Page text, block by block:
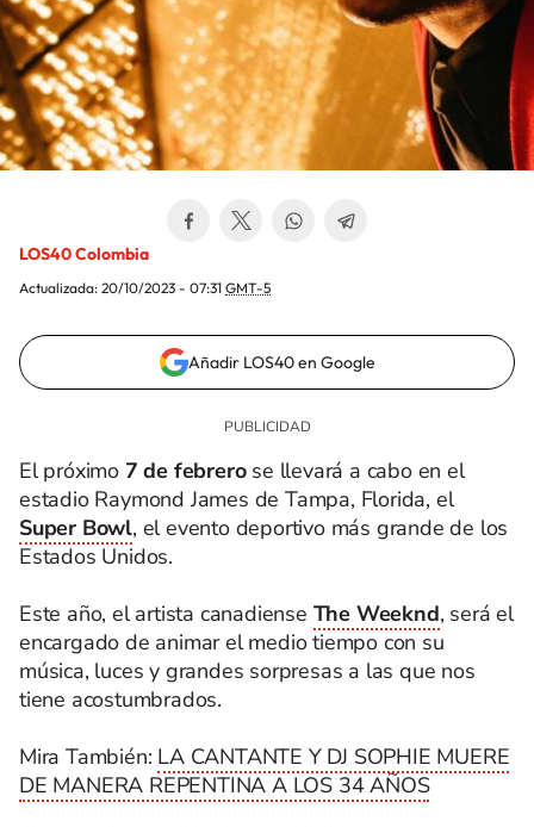
LOS40 Colombia
Actualizada: 20/10/2023 - 07:31 GMT-5
Añadir LOS40 en Google
El próximo 7 de febrerose llevará a cabo en el
estadio Raymond James de Tampa, Florida, el
Super Bowl, el evento deportivo más grande de los
Estados Unidos.
Este año, el artista canadiense The Weeknd, será el
encargado de animar el medio tiempo con su
música, luces y grandes sorpresas a las que nos
tiene acostumbrados.
Mira También: LA CANTANTE Y DJ SOPHIE MUERE
DE MANERA REPENTINA A LOS 34 AÑOS